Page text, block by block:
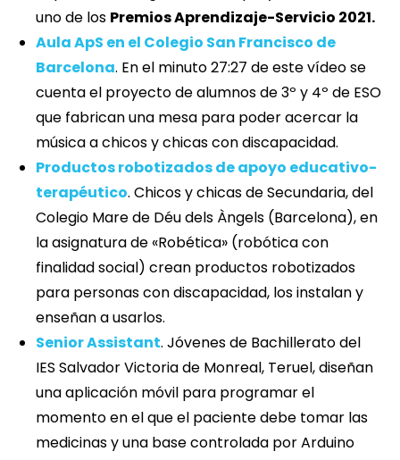
uno de los Premios Aprendizaje-Servicio 2021.
Aula ApS en el Colegio San Francisco de
Barcelona. En el minuto 27:27 de este vídeo se
cuenta el proyecto de alumnos de 3º y 4º de ESO
que fabrican una mesa para poder acercar la
música a chicos y chicas con discapacidad.
Productos robotizados de apoyo educativo-
terapéutico. Chicos y chicas de Secundaria, del
Colegio Mare de Déu dels Àngels (Barcelona), en
la asignatura de «Robética» (robótica con
finalidad social) crean productos robotizados
para personas con discapacidad, los instalan y
enseñan a usarlos.
Senior Assistant. Jóvenes de Bachillerato del
IES Salvador Victoria de Monreal, Teruel, diseñan
una aplicación móvil para programar el
momento en el que el paciente debe tomar las
medicinas y una base controlada por Arduino